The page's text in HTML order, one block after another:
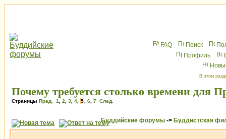
FAQ Поиск
Профиль
В этом
Почему требуется столько времени для
Страницы Пред. 1 2 3 4 5 6 7 След.
Буддийские форумы -> Буддистская